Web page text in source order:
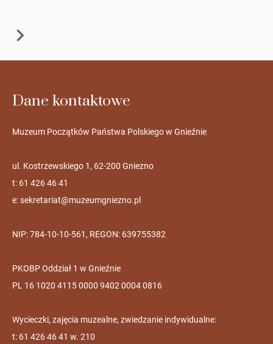
Dane kontaktowe
Muzeum Początków Państwa Polskiego w Gnieźnie
ul. Kostrzewskiego 1, 62-200 Gniezno
t: 61 426 46 41
e:sekretariat@muzeumgniezno.pl
NIP: 784-10-10-561, REGON: 639755382
PKOBP Oddział 1 w Gnieźnie
PL 16 1020 4115 0000 9402 0004 0816
Wycieczki, zajęcia muzealne, zwiedzanie indywidualne:
t: 61 426 46 41 w. 210